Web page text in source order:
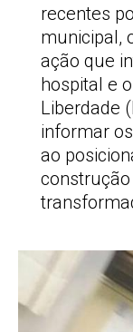
recentes
municipal,
ação que
hospital e
Liberdade
informar
ao